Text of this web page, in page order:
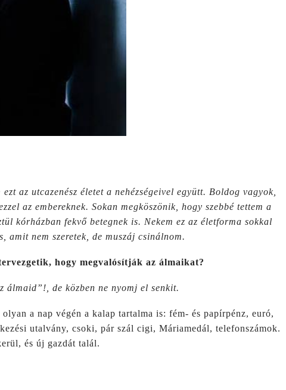
az utcazenész életet a nehézségeivel együtt. Boldog vagyok,
az embereknek. Sokan megköszönik, hogy szebbé tettem a
kórházban fekvő betegnek is. Nekem ez az életforma sokkal
amit nem szeretek, de muszáj csinálnom.
hogy megvalósítják az álmaikat?
álmaid”!, de közben ne nyomj el senkit.
a nap végén a kalap tartalma is: fém- és papírpénz, euró,
utalvány, csoki, pár szál cigi, Máriamedál, telefonszámok.
és új gazdát talál.